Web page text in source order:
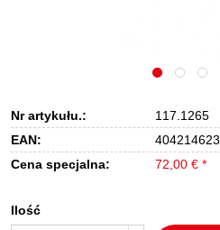
Nr artykułu.:
117.1265
EAN:
Cena specjalna:
72,00 € *
Ilość